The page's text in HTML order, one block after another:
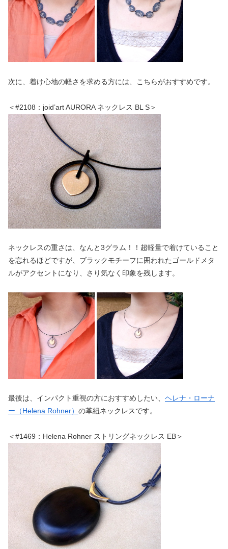
次に、着け心地の軽さを求める方には、こちらがおすすめです。
＜#2108：joid’art AURORA ネックレス BL S＞
ネックレスの重さは、なんと3グラム！！超軽量で着けていること
を忘れるほどですが、ブラックモチーフに囲われたゴールドメタ
ルがアクセントになり、さり気なく印象を残します。
最後は、インパクト重視の方におすすめしたい、 ヘレナ・ローナ
ー（Helena Rohner） の革紐ネックレスです。
＜#1469：Helena Rohner ストリングネックレス EB＞